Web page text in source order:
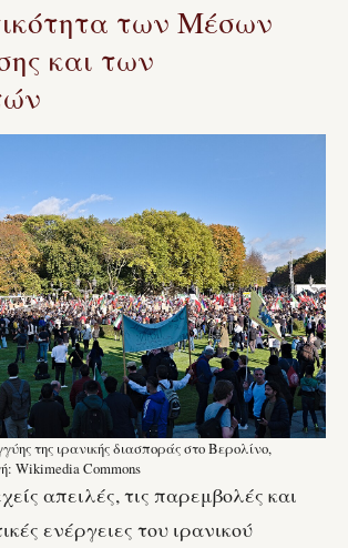
των Μέσων
και των
της ιρανικής διασποράς στο Βερολίνο,
Wikimedia Commons
απειλές, τις παρεμβολές και
ενέργειες του ιρανικού